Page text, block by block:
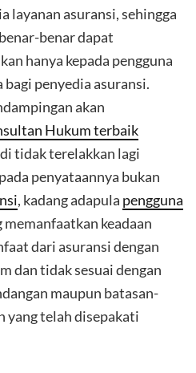
layanan asuransi, sehingga
benar dapat
hanya kepada pengguna
penyedia asuransi.
akan
Hukum terbaik
tidak terelakkan lagi
penyataannya bukan
, kadang adapula pengguna
memanfaatkan keadaan
dari asuransi dengan
dan tidak sesuai dengan
maupun batasan-
yang telah disepakati